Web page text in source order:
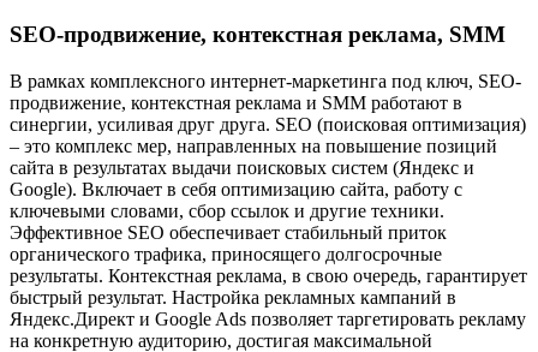
SEO-продвижение, контекстная реклама, SMM
В рамках комплексного интернет-маркетинга под ключ, SEO-
продвижение, контекстная реклама и SMM работают в
синергии, усиливая друг друга. SEO (поисковая оптимизация)
– это комплекс мер, направленных на повышение позиций
сайта в результатах выдачи поисковых систем (Яндекс и
Google). Включает в себя оптимизацию сайта, работу с
ключевыми словами, сбор ссылок и другие техники.
Эффективное SEO обеспечивает стабильный приток
органического трафика, приносящего долгосрочные
результаты. Контекстная реклама, в свою очередь, гарантирует
быстрый результат. Настройка рекламных кампаний в
Яндекс.Директ и Google Ads позволяет таргетировать рекламу
на конкретную аудиторию, достигая максимальной